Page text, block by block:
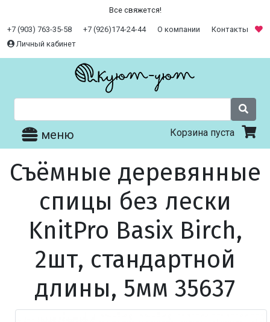
Все свяжется!
+7 (903) 763-35-58 +7 (926)174-24-44 О компании
Контакты
Личный кабинет
меню Корзина пуста
Съёмные деревянные
спицы без лески
KnitPro Basix Birch,
2шт, стандартной
длины, 5мм 35637